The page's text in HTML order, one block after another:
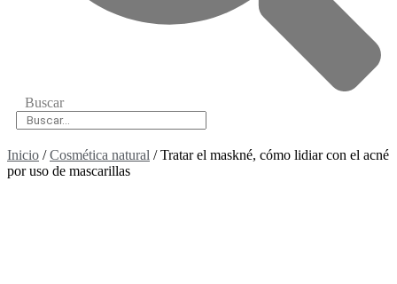
Buscar
Inicio /Cosmética natural / Tratar el maskné, cómo lidiar con el acné
por uso de mascarillas